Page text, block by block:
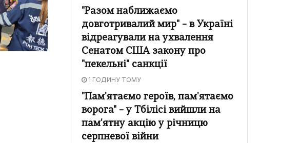
"Разом наближаємо
довготривалий мир" – в Україні
відреагували на ухвалення
Сенатом США закону про
"пекельні" санкції
1 ГОДИНУ ТОМУ
"Пам'ятаємо героїв, пам'ятаємо
ворога" – у Тбілісі вийшли на
пам'ятну акцію у річницю
серпневої війни